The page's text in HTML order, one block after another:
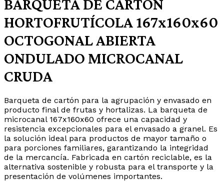
BARQUETA DE CARTÓN
HORTOFRUTÍCOLA 167x160x60
OCTOGONAL ABIERTA
ONDULADO MICROCANAL
CRUDA
Barqueta de cartón para la agrupación y envasado en
producto final de frutas y hortalizas. La barqueta de
microcanal 167x160x60 ofrece una capacidad y
resistencia excepcionales para el envasado a granel. Es
la solución ideal para productos de mayor tamaño o
para porciones familiares, garantizando la integridad
de la mercancía. Fabricada en cartón reciclable, es la
alternativa sostenible y robusta para el transporte y la
presentación de volúmenes importantes.